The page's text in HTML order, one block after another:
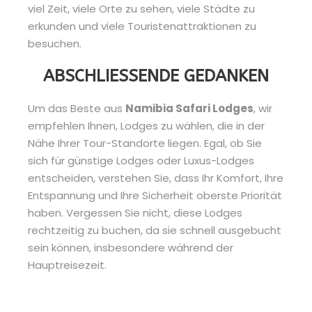
viel Zeit, viele Orte zu sehen, viele Städte zu
erkunden und viele Touristenattraktionen zu
besuchen.
ABSCHLIESSENDE GEDANKEN
Um das Beste aus Namibia Safari Lodges, wir
empfehlen Ihnen, Lodges zu wählen, die in der
Nähe Ihrer Tour-Standorte liegen. Egal, ob Sie
sich für günstige Lodges oder Luxus-Lodges
entscheiden, verstehen Sie, dass Ihr Komfort, Ihre
Entspannung und Ihre Sicherheit oberste Priorität
haben. Vergessen Sie nicht, diese Lodges
rechtzeitig zu buchen, da sie schnell ausgebucht
sein können, insbesondere während der
Hauptreisezeit.